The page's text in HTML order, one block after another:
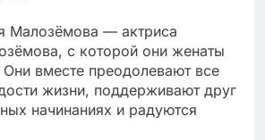
Малозёмова — актриса
с которой они женаты
вместе преодолевают все
жизни, поддерживают друг
начинаниях и радуются